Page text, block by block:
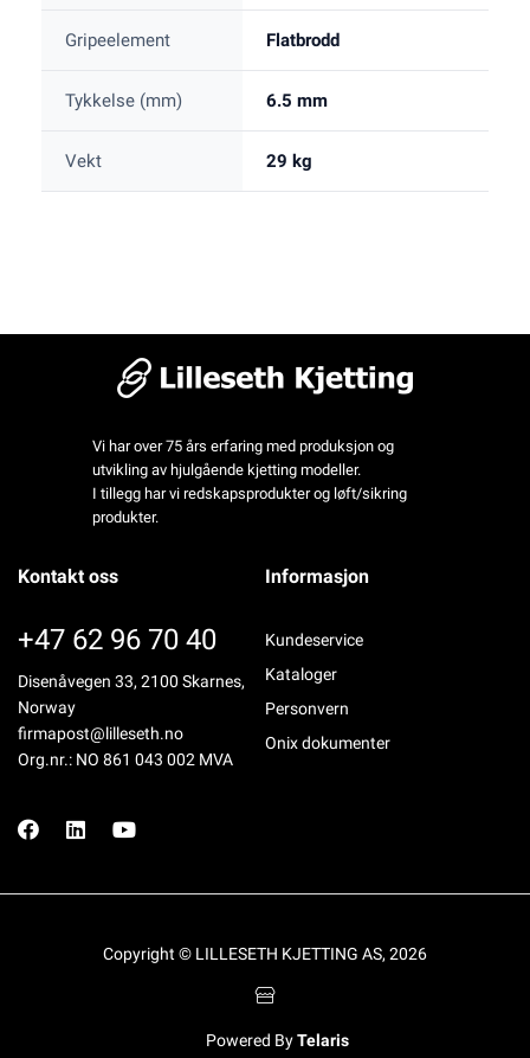
Gripeelement Flatbrodd
Tykkelse (mm) 6.5 mm
Vekt 29 kg
Vi har over 75 års erfaring med produksjon og
utvikling av hjulgående kjetting modeller.
I tillegg har vi redskapsprodukter og løft/sikring
produkter.
Kontakt oss
+47 62 96 70 40
Disenåvegen 33, 2100 Skarnes,
Norway
firmapost@lilleseth.no
Org.nr.: NO 861 043 002 MVA
Informasjon
Kundeservice
Kataloger
Personvern
Onix dokumenter
Copyright © LILLESETH KJETTING AS, 2026
Powered ByTelaris